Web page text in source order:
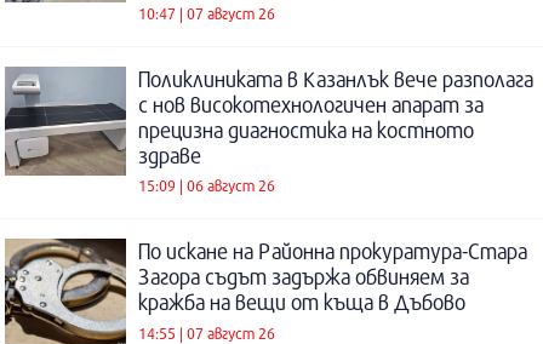
10:47 | 07 август 26
Поликлиниката в Казанлък вече разполага
с нов високотехнологичен апарат за
прецизна диагностика на костното
здраве
15:09 | 06 август 26
По искане на Районна прокуратура-Стара
Загора съдът задържа обвиняем за
кражба на вещи от къща в Дъбово
14:55 | 07 август 26